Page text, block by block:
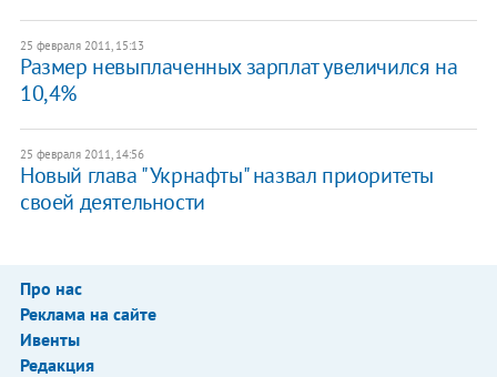
25 февраля 2011, 15:13
Размер невыплаченных зарплат увеличился на
10,4%
25 февраля 2011, 14:56
Новый глава "Укрнафты" назвал приоритеты
своей деятельности
Про нас
Реклама на сайте
Ивенты
Редакция